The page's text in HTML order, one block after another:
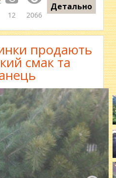
12 2066
Детально
продають
смак та